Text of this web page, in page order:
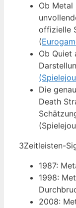
Ob Metal
offizielle
(
Ob Quiet
Die
Death
3Zeitleisten-
1987:
1998:
2008: